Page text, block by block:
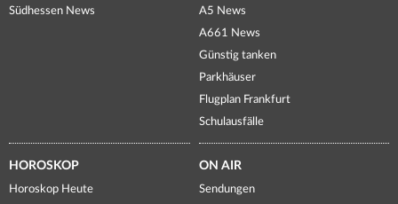
Südhessen News
A5 News
A661 News
Günstig tanken
Parkhäuser
Flugplan Frankfurt
Schulausfälle
HOROSKOP
Horoskop Heute
ON AIR
Sendungen